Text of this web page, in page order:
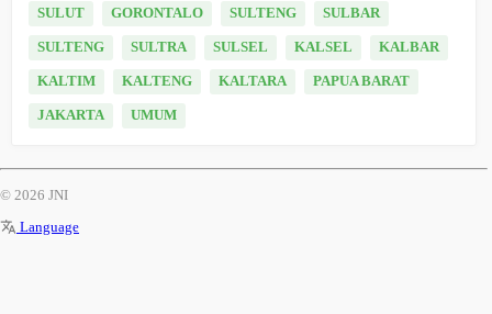
SULUT GORONTALO SULTENG SULBAR
SULTENG SULTRA SULSEL KALSEL KALBAR
KALTIM KALTENG KALTARA PAPUA BARAT
JAKARTA UMUM
© 2026 JNI
Language